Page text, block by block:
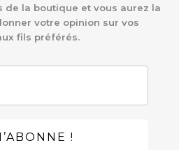
de la boutique et vous aurez la
votre opinion sur vos
fils préférés.